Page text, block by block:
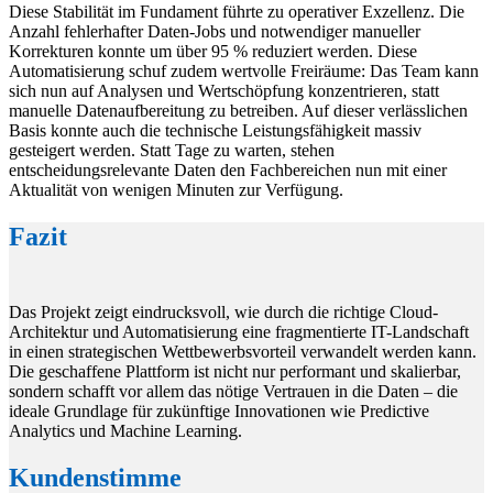
Diese Stabilität im Fundament führte zu operativer Exzellenz. Die
Anzahl fehlerhafter Daten-Jobs und notwendiger manueller
Korrekturen konnte um über 95 % reduziert werden. Diese
Automatisierung schuf zudem wertvolle Freiräume: Das Team kann
sich nun auf Analysen und Wertschöpfung konzentrieren, statt
manuelle Datenaufbereitung zu betreiben. Auf dieser verlässlichen
Basis konnte auch die technische Leistungsfähigkeit massiv
gesteigert werden. Statt Tage zu warten, stehen
entscheidungsrelevante Daten den Fachbereichen nun mit einer
Aktualität von wenigen Minuten zur Verfügung.
Fazit
Das Projekt zeigt eindrucksvoll, wie durch die richtige Cloud-
Architektur und Automatisierung eine fragmentierte IT-Landschaft
in einen strategischen Wettbewerbsvorteil verwandelt werden kann.
Die geschaffene Plattform ist nicht nur performant und skalierbar,
sondern schafft vor allem das nötige Vertrauen in die Daten – die
ideale Grundlage für zukünftige Innovationen wie Predictive
Analytics und Machine Learning.
Kundenstimme